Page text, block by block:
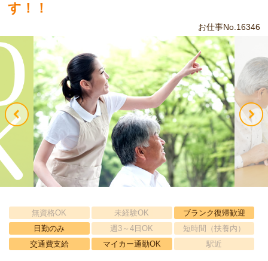
す！！
お仕事No.16346
無資格OK 未経験OK
ブランク復帰歓迎
日勤のみ
週3～4日OK
短時間（扶養内）
交通費支給
マイカー通勤OK 駅近